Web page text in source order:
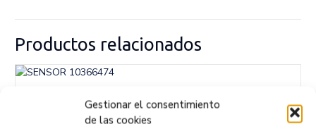
Gestionar el consentimiento
de las cookies
Productos relacionados
SENSOR 10366474
Recambios » OTROS...MODELOS